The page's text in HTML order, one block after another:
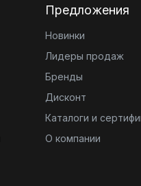
Предложения
Новинки
Лидеры продаж
Бренды
Дисконт
Каталоги и
О компании